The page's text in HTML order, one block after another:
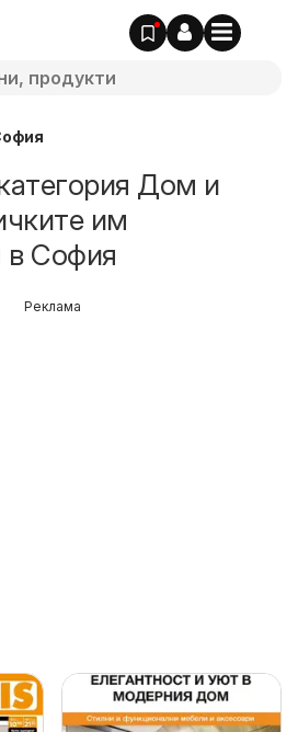
Дом и
им
в София
Реклама